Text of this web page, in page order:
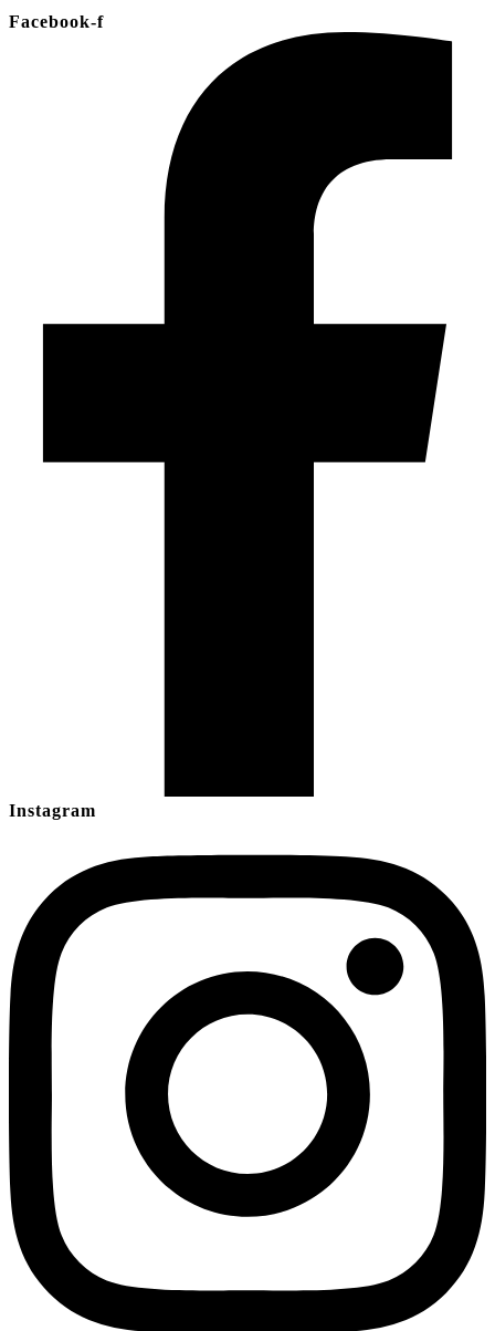
Facebook-f
Instagram